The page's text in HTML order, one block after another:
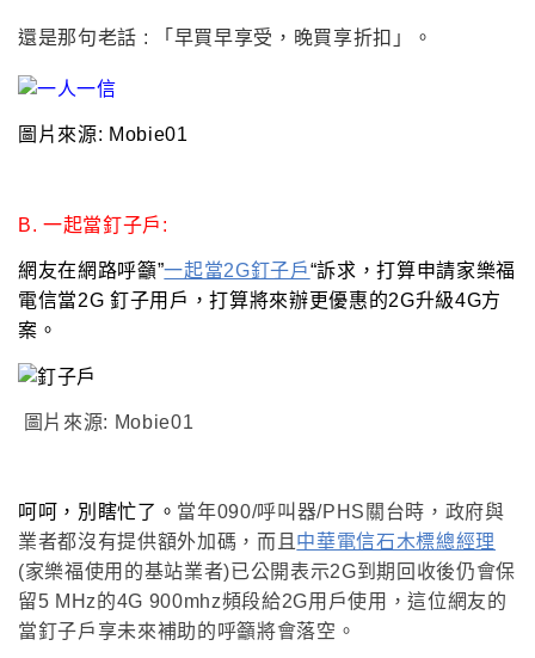
還是那句老話 : 「 早買早享受 ，晚買享折扣 」 。
圖片來源: Mobie01
B. 一起當釘子戶:
網友在網路呼籲”一起當2G釘子戶“訴求 ，打算申請家樂福
電信當2G 釘子用戶 ，打算將來辦更優惠的2G升級4G方
案 。
圖片來源: Mobie01
呵呵 ，別瞎忙了 。 當年090/呼叫器/PHS關台時，政府與
業者都沒有提供額外加碼，而且 中華電信石木標總經理
(家樂福使用的基站業者)已公開表示2G到期回收後仍會保
留5 MHz的4G 900mhz頻段給2G用戶使用，這位網友的
當釘子戶享未來補助的呼籲將會落空。